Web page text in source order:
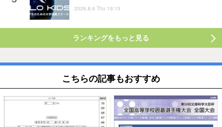
2026.8.6 Thu 19:15
ランキングをもっと見る
こちらの記事もおすすめ